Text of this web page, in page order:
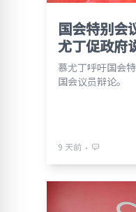
国会特别会
尤丁促政府
慕尤丁呼吁国会
国会议员辩论。
9 天前 ⋅